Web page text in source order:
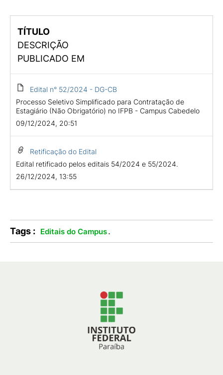
TÍTULO
DESCRIÇÃO
PUBLICADO EM
Edital n° 52/2024 - DG-CB
Processo Seletivo Simplificado para Contratação de
Estagiário (Não Obrigatório) no IFPB - Campus Cabedelo
09/12/2024, 20:51
Retificação do Edital
Edital retificado pelos editais 54/2024 e 55/2024.
26/12/2024, 13:55
Tags : Editais do Campus.